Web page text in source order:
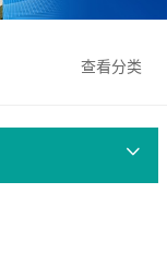
查看分类